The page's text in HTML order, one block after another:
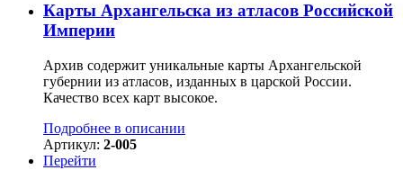
Карты Архангельска из атласов Российской
Империи
Архив содержит уникальные карты Архангельской
губернии из атласов, изданных в царской России.
Качество всех карт высокое.
Подробнее в описании
Артикул: 2-005
Перейти